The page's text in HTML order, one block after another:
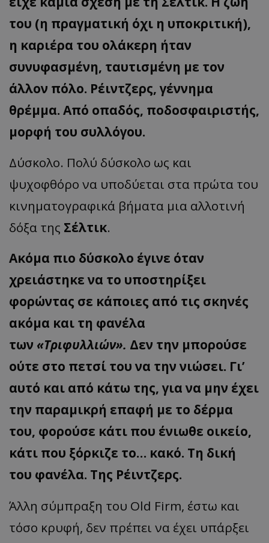
του (η πραγματική όχι η υποκριτική),
η καριέρα του ολάκερη ήταν
συνυφασμένη, ταυτισμένη με τον
άλλον πόλο. Ρέιντζερς, γέννημα
θρέμμα. Από οπαδός, ποδοσφαιριστής,
μορφή του συλλόγου.
Δύσκολο. Πολύ δύσκολο ως και
ψυχοφθόρο να υποδύεται στα πρώτα του
κινηματογραφικά βήματα μια αλλοτινή
δόξα της Σέλτικ.
Ακόμα πιο δύσκολο έγινε όταν
χρειάστηκε να το υποστηρίξει
φορώντας σε κάποιες από τις σκηνές
ακόμα και τη φανέλα
των «Τριφυλλιών». Δεν την μπορούσε
ούτε στο πετσί του να την νιώσει. Γι’
αυτό και από κάτω της, για να μην έχει
την παραμικρή επαφή με το δέρμα
του, φορούσε κάτι που ένιωθε οικείο,
κάτι που ξόρκιζε το… κακό. Τη δική
του φανέλα. Της Ρέιντζερς.
Άλλη σύμπραξη του Old Firm, έστω και
τόσο κρυφή, δεν πρέπει να έχει υπάρξει